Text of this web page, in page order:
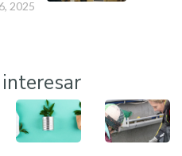
2025